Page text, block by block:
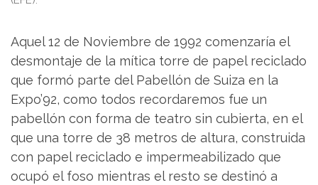
Aquel 12 de Noviembre de 1992 comenzaría el
desmontaje de la mítica torre de papel reciclado
que formó parte del Pabellón de Suiza en la
Expo’92, como todos recordaremos fue un
pabellón con forma de teatro sin cubierta, en el
que una torre de 38 metros de altura, construida
con papel reciclado e impermeabilizado que
ocupó el foso mientras el resto se destinó a